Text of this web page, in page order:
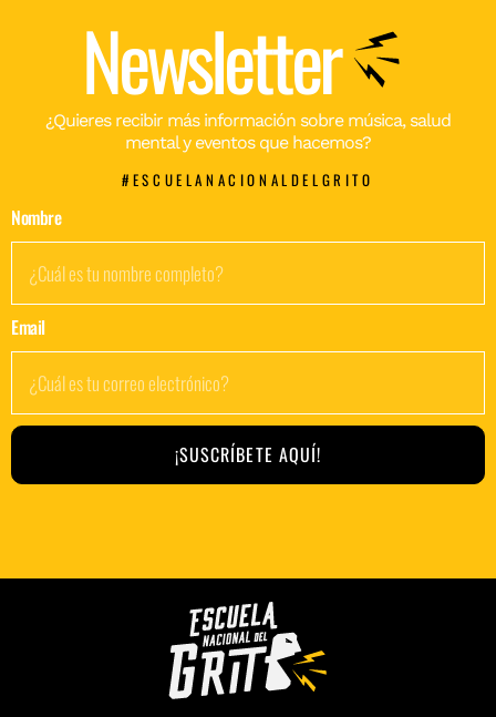
Newsletter
¿Quieres recibir más información sobre música, salud
mental y eventos que hacemos?
#ESCUELANACIONALDELGRITO
Nombre
Email
¡SUSCRÍBETE AQUÍ!